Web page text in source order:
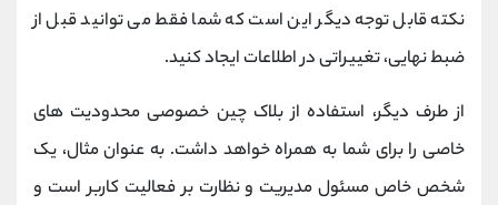
نکته قابل توجه دیگر این است که شما فقط می توانید قبل از
ضبط نهایی، تغییراتی در اطلاعات ایجاد کنید.
از طرف دیگر، استفاده از بلاک چین خصوصی محدودیت های
خاصی را برای شما به همراه خواهد داشت. به عنوان مثال، یک
شخص خاص مسئول مدیریت و نظارت بر فعالیت کاربر است و